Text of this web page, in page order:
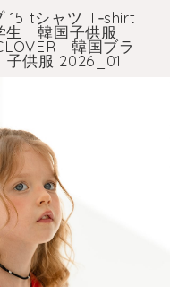
15 tシャツ T‐shirt
生 韓国子供服
韓国ブラ
供服 2026_01